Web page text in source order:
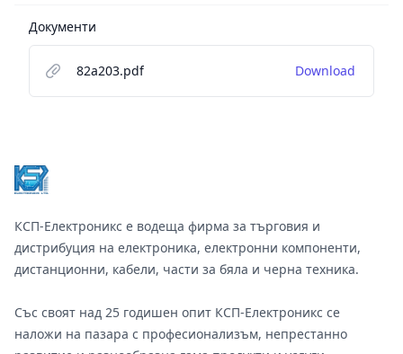
Документи
82a203.pdf Download
КСП-Електроникс е водеща фирма за търговия и
дистрибуция на електроника, електронни компоненти,
дистанционни, кабели, части за бяла и черна техника.
Със своят над 25 годишен опит КСП-Електроникс се
наложи на пазара с професионализъм, непрестанно